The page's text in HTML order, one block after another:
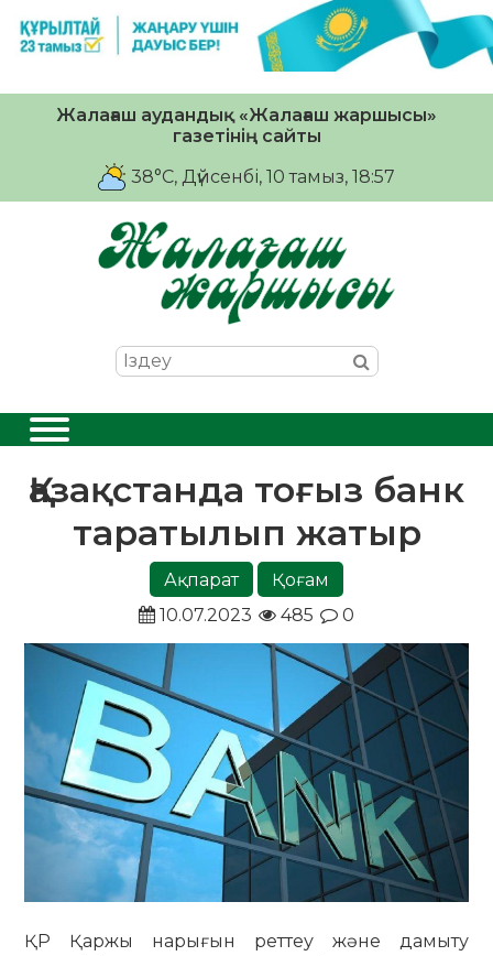
Жалағаш аудандық «Жалағаш жаршысы»
газетінің сайты
38°C, Дүйсенбі, 10 тамыз, 18:57
Қазақстанда тоғыз банк
таратылып жатыр
Ақпарат
Қоғам
10.07.2023
485 0
ҚР Қаржы нарығын реттеу және дамыту